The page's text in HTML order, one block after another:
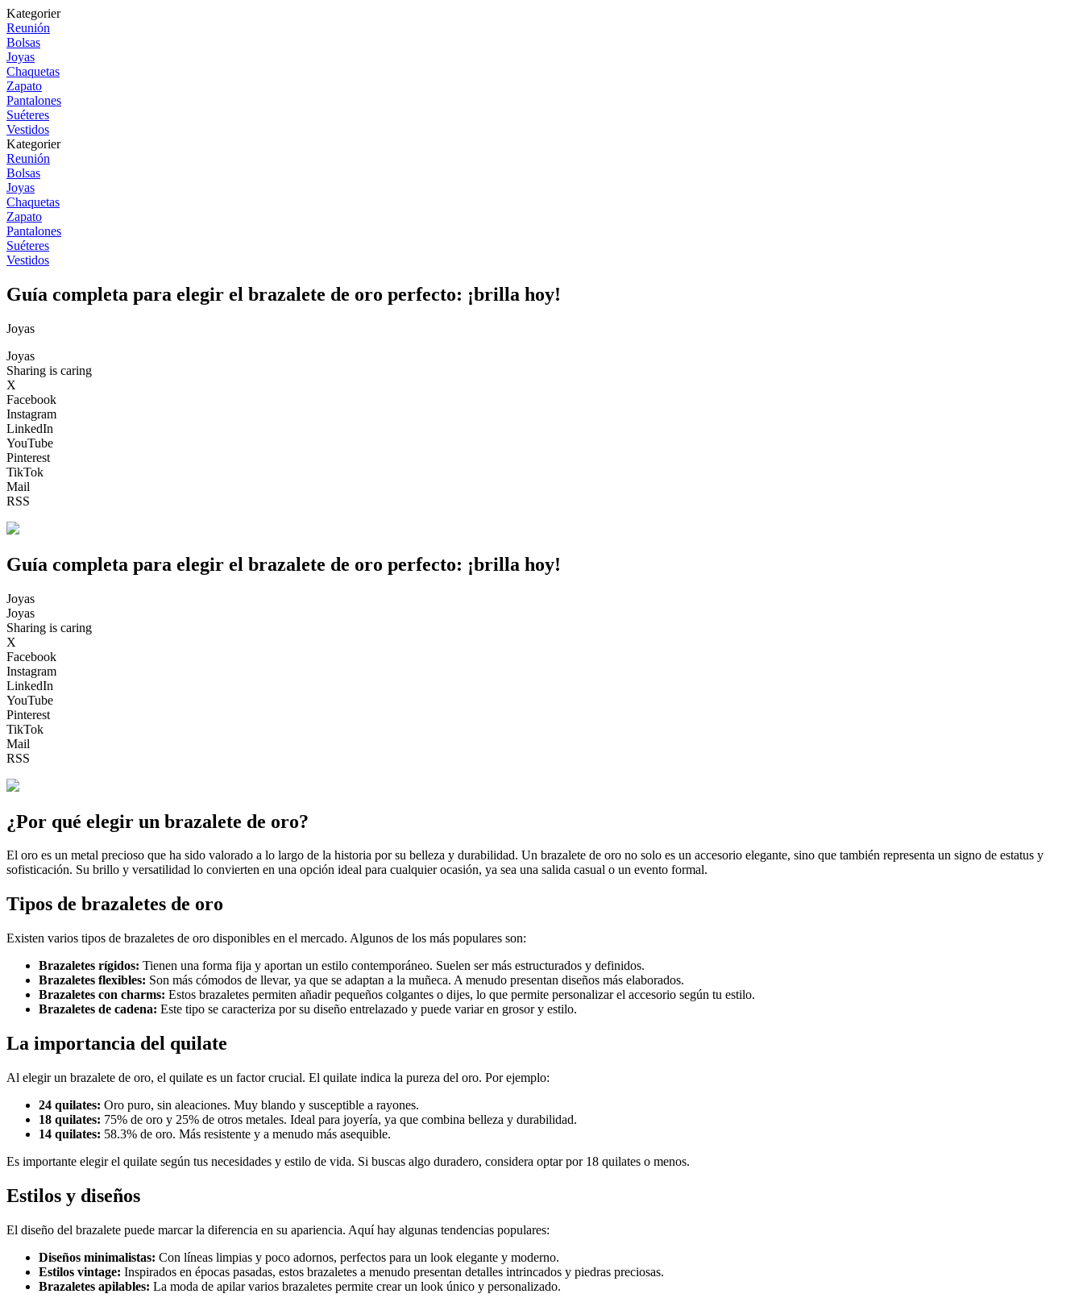
Kategorier
Reunión
Bolsas
Joyas
Chaquetas
Zapato
Pantalones
Suéteres
Vestidos
Kategorier
Reunión
Bolsas
Joyas
Chaquetas
Zapato
Pantalones
Suéteres
Vestidos
Guía completa para elegir el brazalete de oro perfecto: ¡brilla hoy!
Joyas
Joyas
Sharing is caring
X
Facebook
Instagram
LinkedIn
YouTube
Pinterest
TikTok
Mail
RSS
Guía completa para elegir el brazalete de oro perfecto: ¡brilla hoy!
Joyas
Joyas
Sharing is caring
X
Facebook
Instagram
LinkedIn
YouTube
Pinterest
TikTok
Mail
RSS
¿Por qué elegir un brazalete de oro?
El oro es un metal precioso que ha sido valorado a lo largo de la historia por su belleza y durabilidad. Un brazalete de oro no solo es un accesorio elegante, sino que también representa un signo de estatus y
sofisticación. Su brillo y versatilidad lo convierten en una opción ideal para cualquier ocasión, ya sea una salida casual o un evento formal.
Tipos de brazaletes de oro
Existen varios tipos de brazaletes de oro disponibles en el mercado. Algunos de los más populares son:
Brazaletes rígidos: Tienen una forma fija y aportan un estilo contemporáneo. Suelen ser más estructurados y definidos.
Brazaletes flexibles: Son más cómodos de llevar, ya que se adaptan a la muñeca. A menudo presentan diseños más elaborados.
Brazaletes con charms: Estos brazaletes permiten añadir pequeños colgantes o dijes, lo que permite personalizar el accesorio según tu estilo.
Brazaletes de cadena: Este tipo se caracteriza por su diseño entrelazado y puede variar en grosor y estilo.
La importancia del quilate
Al elegir un brazalete de oro, el quilate es un factor crucial. El quilate indica la pureza del oro. Por ejemplo:
24 quilates: Oro puro, sin aleaciones. Muy blando y susceptible a rayones.
18 quilates: 75% de oro y 25% de otros metales. Ideal para joyería, ya que combina belleza y durabilidad.
14 quilates: 58.3% de oro. Más resistente y a menudo más asequible.
Es importante elegir el quilate según tus necesidades y estilo de vida. Si buscas algo duradero, considera optar por 18 quilates o menos.
Estilos y diseños
El diseño del brazalete puede marcar la diferencia en su apariencia. Aquí hay algunas tendencias populares:
Diseños minimalistas: Con líneas limpias y poco adornos, perfectos para un look elegante y moderno.
Estilos vintage: Inspirados en épocas pasadas, estos brazaletes a menudo presentan detalles intrincados y piedras preciosas.
Brazaletes apilables: La moda de apilar varios brazaletes permite crear un look único y personalizado.